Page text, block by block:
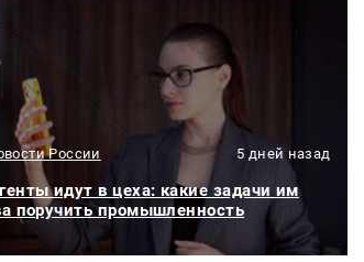
России 5 дней назад
идут в цеха: какие задачи им
поручить промышленность